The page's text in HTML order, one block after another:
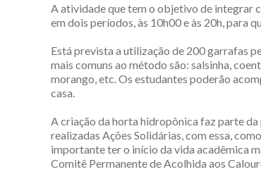
A atividade que tem o objetivo de integrar
em dois períodos, às 10h00 e às 20h, para
Está prevista a utilização de 200 garrafas
mais comuns ao método são: salsinha,
morango, etc. Os estudantes poderão
casa.
A criação da horta hidropônica faz parte
realizadas Ações Solidárias, com essa,
importante ter o início da vida acadêmica
Comitê Permanente de Acolhida aos